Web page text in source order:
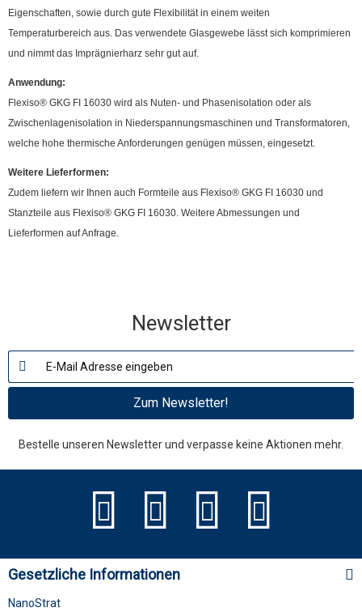
Eigenschaften, sowie durch gute Flexibilität in einem weiten
Temperaturbereich aus. Das verwendete Glasgewebe lässt sich komprimieren
und nimmt das Imprägnierharz sehr gut auf.
Anwendung:
Flexiso® GKG FI 16030 wird als Nuten- und Phasenisolation oder als
Zwischenlagenisolation in Niederspannungsmaschinen und Transformatoren,
welche hohe thermische Anforderungen genügen müssen, eingesetzt.
Weitere Lieferformen:
Zudem liefern wir Ihnen auch Formteile aus Flexiso® GKG FI 16030 und
Stanzteile aus Flexiso® GKG FI 16030. Weitere Abmessungen und
Lieferformen auf Anfrage.
Newsletter
Zum Newsletter!
Bestelle unseren Newsletter und verpasse keine Aktionen mehr.
Gesetzliche Informationen
NanoStrat